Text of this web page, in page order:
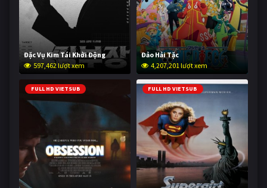
Đặc Vụ Kim Tái Khởi Động
597,462 lượt xem
Đảo Hải Tặc
4,207,201 lượt xem
FULL HD VIETSUB FULL HD VIETSUB